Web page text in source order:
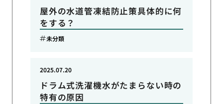
屋外の水道管凍結防止策具体的に何
をする？
未分類
ドラム式洗濯機水がたまらない時の
特有の原因
2025.07.20